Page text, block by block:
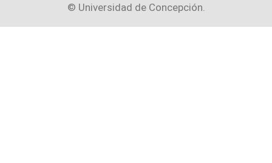
© Universidad de Concepción.